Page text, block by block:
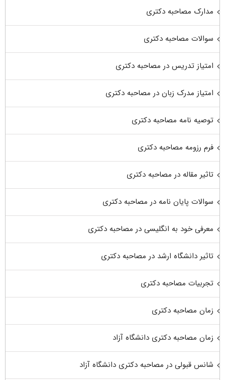
مدارک مصاحبه دکتری
سوالات مصاحبه دکتری
امتیاز تدریس در مصاحبه دکتری
امتیاز مدرک زبان در مصاحبه دکتری
توصیه نامه مصاحبه دکتری
فرم رزومه مصاحبه دکتری
تاثیر مقاله در مصاحبه دکتری
سوالات پایان نامه در مصاحبه دکتری
معرفی خود به انگلیسی در مصاحبه دکتری
تاثیر دانشگاه ارشد در مصاحبه دکتری
تجربیات مصاحبه دکتری
زمان مصاحبه دکتری
زمان مصاحبه دکتری دانشگاه آزاد
شانس قبولی در مصاحبه دکتری دانشگاه آزاد